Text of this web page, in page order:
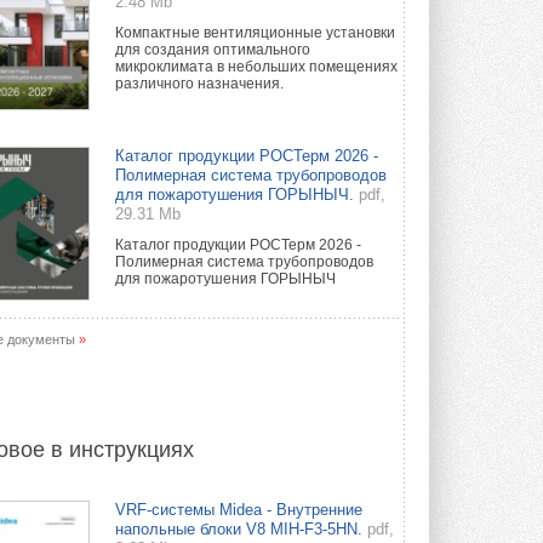
Компактные вентиляционные установки
для создания оптимального
микроклимата в небольших помещениях
различного назначения.
Каталог продукции РОСТерм 2026 -
Полимерная система трубопроводов
для пожаротушения ГОРЫНЫЧ.
pdf,
29.31 Mb
Каталог продукции РОСТерм 2026 -
Полимерная система трубопроводов
для пожаротушения ГОРЫНЫЧ
документы »
в инструкциях
VRF-системы Midea - Внутренние
напольные блоки V8 MIH-F3-5HN. pdf,